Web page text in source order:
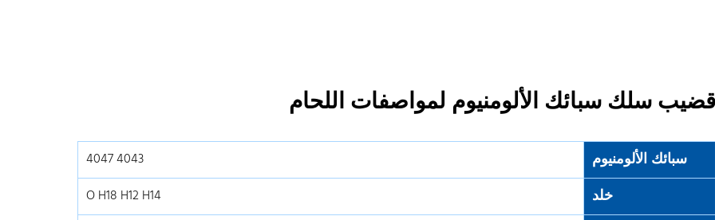
قضيب سلك سبائك الألومنيوم لمواصفات اللحام
سبائك الألومنيوم 4043 4047
خلد O H18 H12 H14